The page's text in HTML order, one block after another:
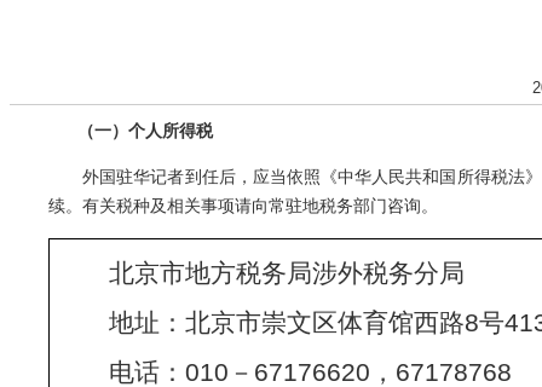
（一）个人所得税
外国驻华记者到任后，应当依照《中华人民共和国所得税法》
续。有关税种及相关事项请向常驻地税务部门咨询。
北京市地方税务局涉外税务分局
地址：北京市崇文区体育馆西路8号
电话：010－67176620，67178768